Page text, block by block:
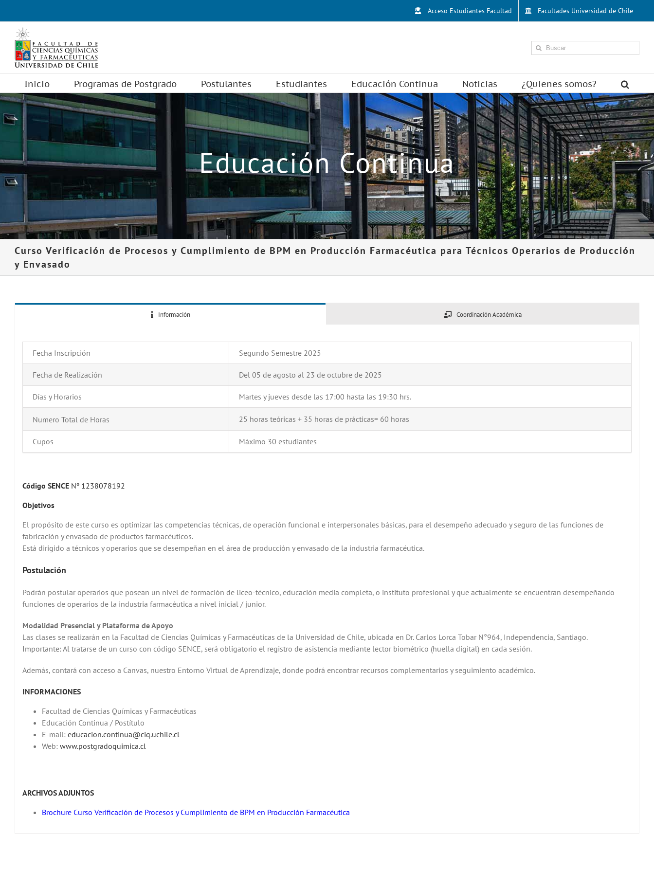
content
Acceso Estudiantes Facultad Facultades Universidad de Chile
eeeeeSearch
for:
Inicio Programas de Postgrado Postulantes Estudiantes Educación Continua Noticias ¿Quienes somos?
Educación Continua
Curso Verificación de Procesos y Cumplimiento de BPM en Producción Farmacéutica para Técnicos Operarios de Producción
y Envasado
Información Coordinación Académica
Fecha Inscripción Segundo Semestre 2025
Fecha de Realización Del 05 de agosto al 23 de octubre de 2025
Días y Horarios Martes y jueves desde las 17:00 hasta las 19:30 hrs.
Numero Total de Horas 25 horas teóricas + 35 horas de prácticas= 60 horas
Cupos Máximo 30 estudiantes
Código SENCE Nº 1238078192
Objetivos
El propósito de este curso es optimizar las competencias técnicas, de operación funcional e interpersonales básicas, para el desempeño adecuado y seguro de las funciones de
fabricación y envasado de productos farmacéuticos.
Está dirigido a técnicos y operarios que se desempeñan en el área de producción y envasado de la industria farmacéutica.
Postulación
Podrán postular operarios que posean un nivel de formación de liceo-técnico, educación media completa, o instituto profesional y que actualmente se encuentran desempeñando
funciones de operarios de la industria farmacéutica a nivel inicial / junior.
Modalidad Presencial y Plataforma de Apoyo
Las clases se realizarán en la Facultad de Ciencias Químicas y Farmacéuticas de la Universidad de Chile, ubicada en Dr. Carlos Lorca Tobar N°964, Independencia, Santiago.
Importante: Al tratarse de un curso con código SENCE, será obligatorio el registro de asistencia mediante lector biométrico (huella digital) en cada sesión.
Además, contará con acceso a Canvas, nuestro Entorno Virtual de Aprendizaje, donde podrá encontrar recursos complementarios y seguimiento académico.
INFORMACIONES
Facultad de Ciencias Químicas y Farmacéuticas
Educación Continua / Postítulo
E-mail: educacion.continua@ciq.uchile.cl
Web: www.postgradoquimica.cl
ARCHIVOS ADJUNTOS
Brochure Curso Verificación de Procesos y Cumplimiento de BPM en Producción Farmacéutica